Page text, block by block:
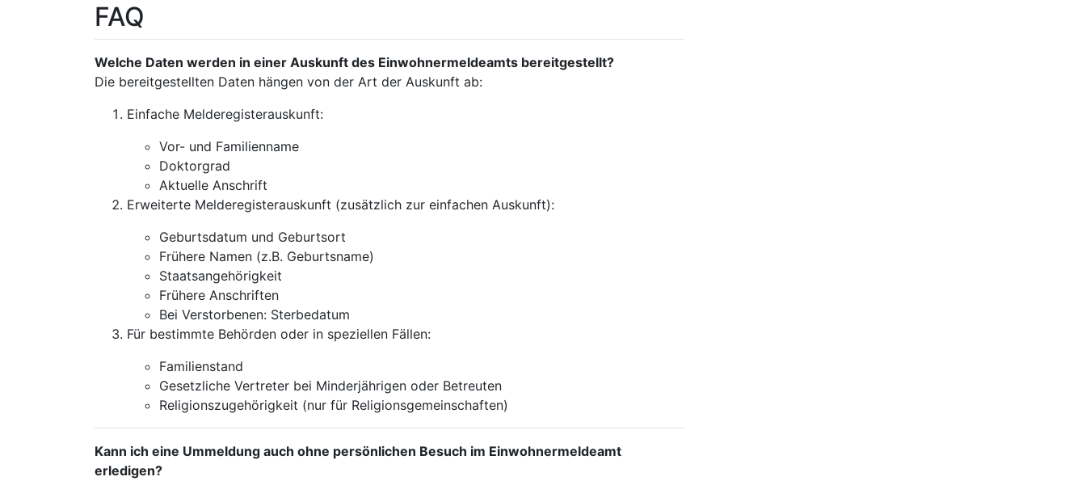
FAQ
Welche Daten werden in einer Auskunft des Einwohnermeldeamts bereitgestellt?
Die bereitgestellten Daten hängen von der Art der Auskunft ab:
Einfache Melderegisterauskunft:
Vor- und Familienname
Doktorgrad
Aktuelle Anschrift
Erweiterte Melderegisterauskunft (zusätzlich zur einfachen Auskunft):
Geburtsdatum und Geburtsort
Frühere Namen (z.B. Geburtsname)
Staatsangehörigkeit
Frühere Anschriften
Bei Verstorbenen: Sterbedatum
Für bestimmte Behörden oder in speziellen Fällen:
Familienstand
Gesetzliche Vertreter bei Minderjährigen oder Betreuten
Religionszugehörigkeit (nur für Religionsgemeinschaften)
Kann ich eine Ummeldung auch ohne persönlichen Besuch im Einwohnermeldeamt
erledigen?